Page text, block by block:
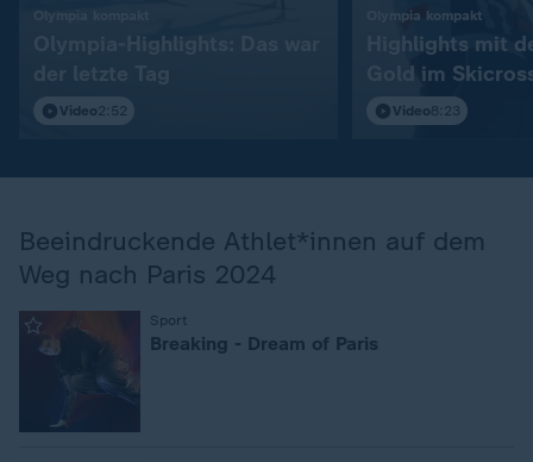
Olympia kompakt
Olympia-Highlights: Das war
der letzte Tag
Video2:52
Olympia kompakt
Highlights mit
Gold im
Video8:23
Beeindruckende Athlet*innen auf dem
Weg nach Paris 2024
Sport
: Breaking - Dream of Paris